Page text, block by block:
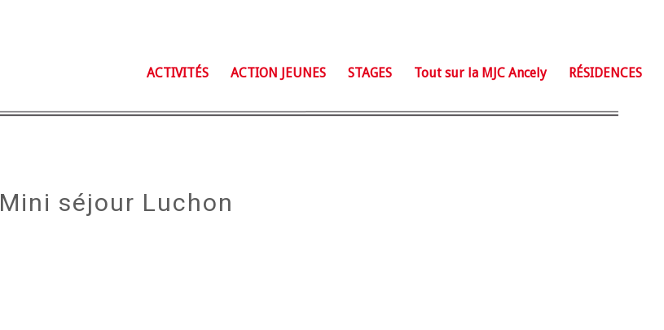
ACTIVITÉS ACTION JEUNES STAGES Tout sur la MJC Ancely RÉSIDENCES
Mini séjour Luchon